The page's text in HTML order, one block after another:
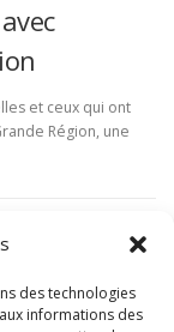
des technologies
informations des
et ceux qui ont
Région, une